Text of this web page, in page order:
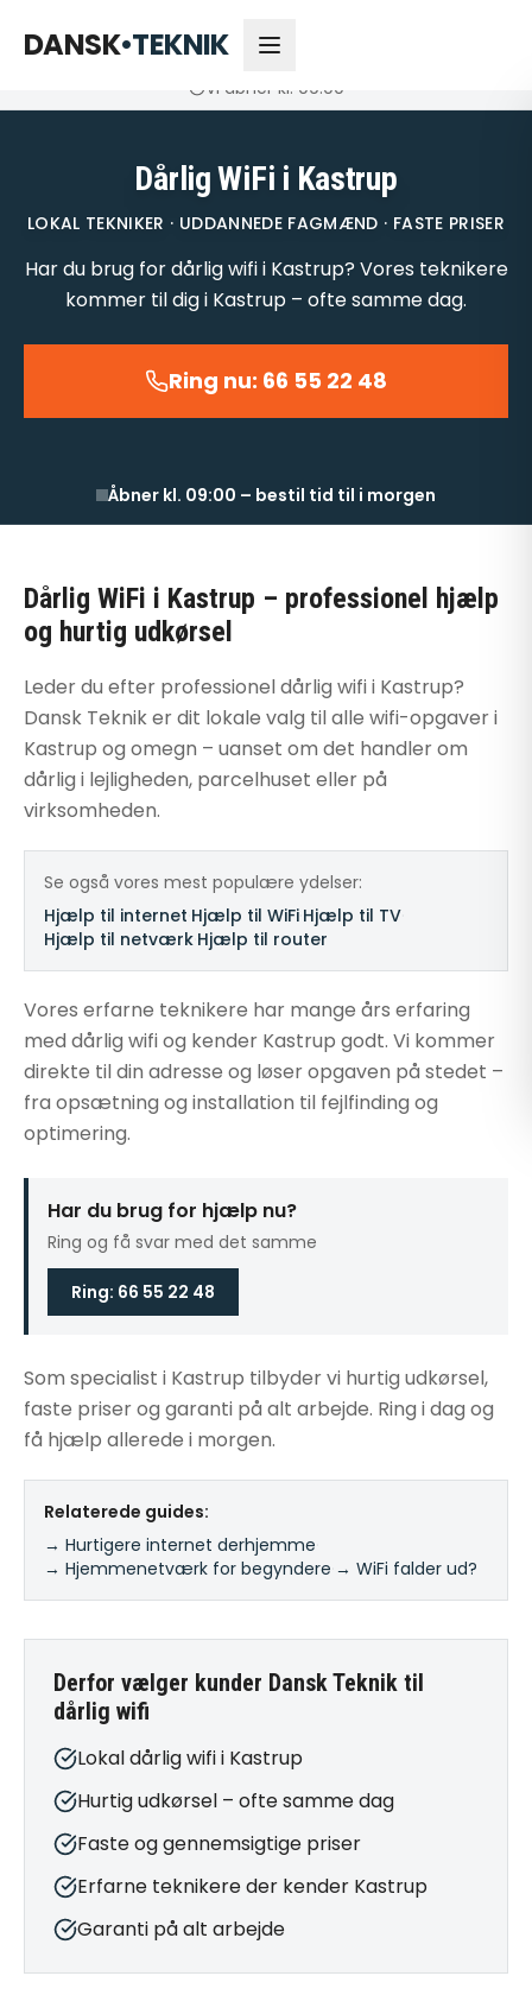
DANSK•TEKNIK
Åbner kl. 09:00
Vi åbner kl. 09:00
Dårlig WiFi i Kastrup
LOKAL TEKNIKER · UDDANNEDE FAGMÆND · FASTE PRISER
Har du brug for dårlig wifi i Kastrup? Vores teknikere
kommer til dig i Kastrup – ofte samme dag.
Ring nu: 66 55 22 48
Åbner kl. 09:00 – bestil tid til i morgen
Dårlig WiFi i Kastrup – professionel hjælp
og hurtig udkørsel
Leder du efter professionel dårlig wifi i Kastrup?
Dansk Teknik er dit lokale valg til alle wifi-opgaver i
Kastrup og omegn – uanset om det handler om
dårlig i lejligheden, parcelhuset eller på
virksomheden.
Se også vores mest populære ydelser:
Hjælp til internet Hjælp til WiFi Hjælp til TV
Hjælp til netværk Hjælp til router
Vores erfarne teknikere har mange års erfaring
med dårlig wifi og kender Kastrup godt. Vi kommer
direkte til din adresse og løser opgaven på stedet –
fra opsætning og installation til fejlfinding og
optimering.
Har du brug for hjælp nu?
Ring og få svar med det samme
Ring: 66 55 22 48
Som specialist i Kastrup tilbyder vi hurtig udkørsel,
faste priser og garanti på alt arbejde. Ring i dag og
få hjælp allerede i morgen.
Relaterede guides:
→ Hurtigere internet derhjemme
→ Hjemmenetværk for begyndere → WiFi falder ud?
Derfor vælger kunder Dansk Teknik til
dårlig wifi
Lokal dårlig wifi i Kastrup
Hurtig udkørsel – ofte samme dag
Faste og gennemsigtige priser
Erfarne teknikere der kender Kastrup
Garanti på alt arbejde